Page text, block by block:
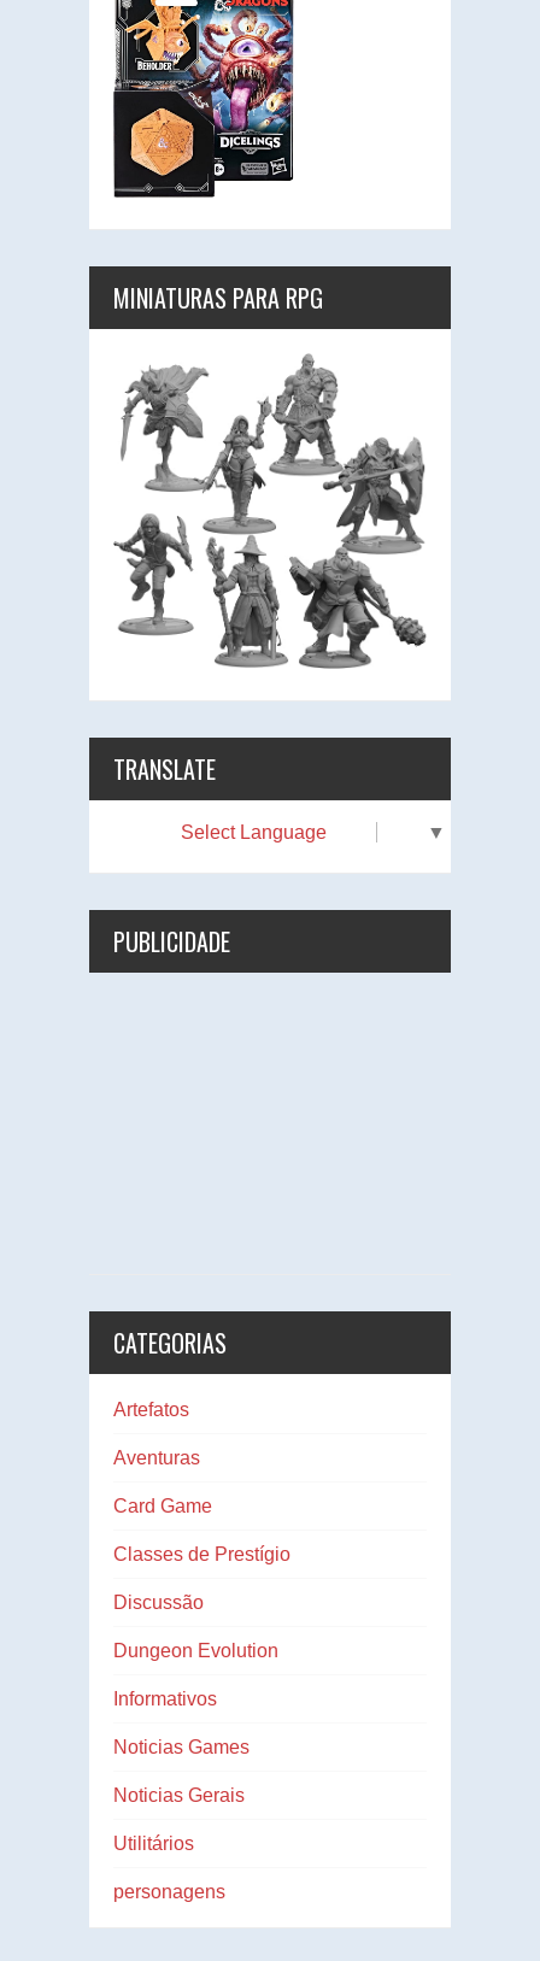
MINIATURAS PARA RPG
TRANSLATE
Select Language ▼
PUBLICIDADE
CATEGORIAS
Artefatos
Aventuras
Card Game
Classes de Prestígio
Discussão
Dungeon Evolution
Informativos
Noticias Games
Noticias Gerais
Utilitários
personagens